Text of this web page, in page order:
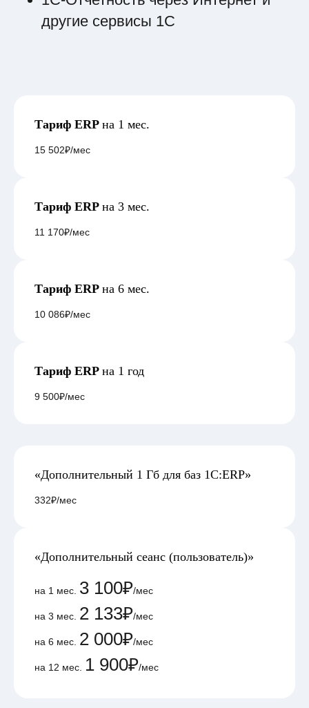
другие сервисы 1С
Тариф ERP на 1 мес.
15 502₽/мес
Тариф ERP на 3 мес.
11 170₽/мес
Тариф ERP на 6 мес.
10 086₽/мес
Тариф ERP на 1 год
9 500₽/мес
«Дополнительный 1 Гб для баз 1С:ERP»
332₽/мес
«Дополнительный сеанс (пользователь)»
на 1 мес. 3 100₽/мес
на 3 мес. 2 133₽/мес
на 6 мес. 2 000₽/мес
на 12 мес. 1 900₽/мес